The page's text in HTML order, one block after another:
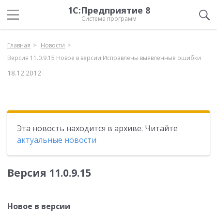
1С:Предприятие 8
Система программ
Главная
Новости
Версия 11.0.9.15 Новое в версии Исправлены выявленные ошибки
18.12.2012
Эта новость находится в архиве. Читайте
актуальные новости
Версия 11.0.9.15
Новое в версии